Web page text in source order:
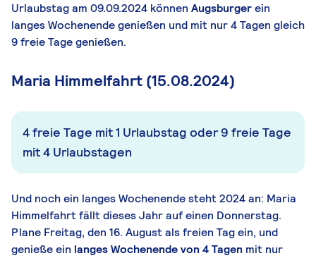
Urlaubstag am 09.09.2024 können Augsburgerein
langes Wochenende genießen und mit nur 4 Tagen gleich
9 freie Tage genießen.
Maria Himmelfahrt (15.08.2024)
4 freie Tage mit 1 Urlaubstag oder 9 freie Tage
mit 4 Urlaubstagen
Und noch ein langes Wochenende steht 2024 an: Maria
Himmelfahrt fällt dieses Jahr auf einen Donnerstag.
Plane Freitag, den 16. August als freien Tag ein, und
genieße ein langes Wochenende von 4 Tagen mit nur